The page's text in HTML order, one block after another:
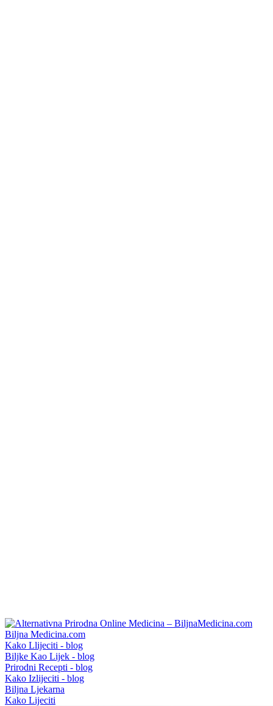
Biljna Medicina.com
Kako Llijeciti - blog
Biljke Kao Lijek - blog
Prirodni Recepti - blog
Kako Izlijeciti - blog
Biljna Ljekarna
Kako Lijeciti